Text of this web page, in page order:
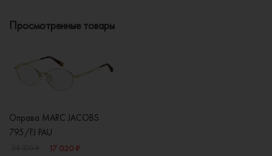
Просмотренные товары
Оправа MARC JACOBS
795/FJ PAU
17 020 ₽